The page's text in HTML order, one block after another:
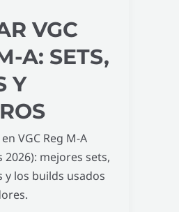
VGC
A: SETS,
Y
VGC Reg M-A
mejores sets,
y los builds usados